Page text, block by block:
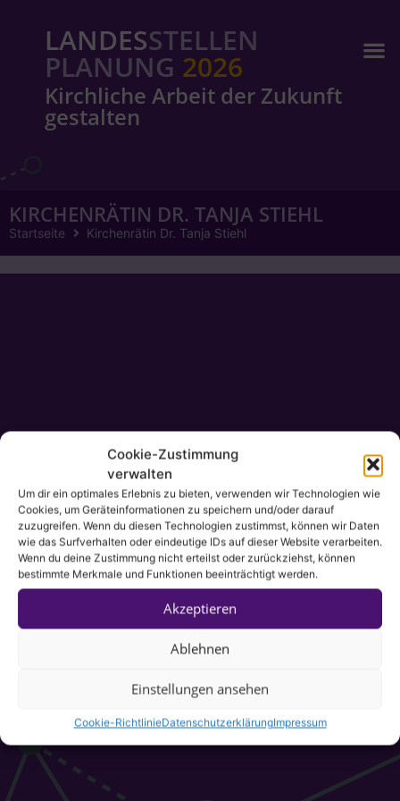
Cookie-Zustimmung
verwalten
Um dir ein optimales Erlebnis zu bieten, verwenden wir Technologien wie
Cookies, um Geräteinformationen zu speichern und/oder darauf
zuzugreifen. Wenn du diesen Technologien zustimmst, können wir Daten
wie das Surfverhalten oder eindeutige IDs auf dieser Website verarbeiten.
Wenn du deine Zustimmung nicht erteilst oder zurückziehst, können
bestimmte Merkmale und Funktionen beeinträchtigt werden.
Akzeptieren
Ablehnen
Einstellungen ansehen
Cookie-RichtlinieDatenschutzerklärungImpressum
LANDESSTELLEN
PLANUNG 2026
Kirchliche Arbeit der Zukunft
gestalten
KIRCHENRÄTIN DR. TANJA STIEHL
Startseite Kirchenrätin Dr. Tanja Stiehl